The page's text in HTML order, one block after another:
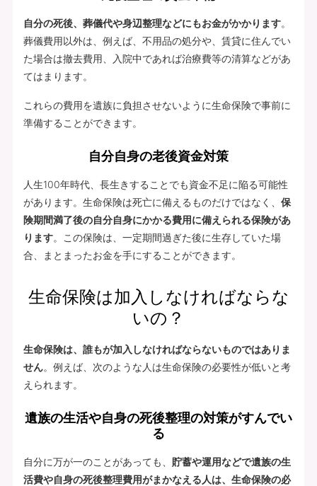
自分の死後、葬儀代や身辺整理などにもお金がかかります。
葬儀費用以外は、例えば、不用品の処分や、賃貸に住んでい
た場合は撤去費用、入院中であれば治療費等の清算などがあ
てはまります。
これらの費用を遺族に負担させないように生命保険で事前に
準備することができます。
自分自身の老後資金対策
人生100年時代、長生きすることでも資金不足に陥る可能性
があります。生命保険は死亡に備えるものだけではなく、 保
険期間満了後の自分自身にかかる費用に備えられる保険があ
ります。この保険は、一定期間過ぎた後に生存していた場
合、まとまったお金を手にすることができます。
生命保険は加入しなければならな
いの？
生命保険は、誰もが加入しなければならないものではありま
せん。例えば、次のような人は生命保険の必要性が低いと考
えられます。
遺族の生活や自身の死後整理の対策がすんでい
る
自分に万が一のことがあっても、 貯蓄や運用などで遺族の生
活費や自身の死後整理費用がまかなえる人は、生命保険の必